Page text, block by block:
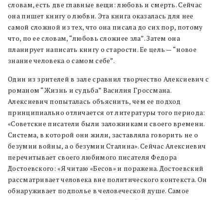
словам, есть две главные вещи: любовь и смерть. Сейчас
она пишет книгу о любви. Эта книга оказалась для нее
самой сложной из тех, что она писала до сих пор, потому
что, по ее словам, “любовь сложнее зла”. Затем она
планирует написать книгу о старости. Ее цель — “новое
знание человека о самом себе”.
Один из зрителей в зале сравнил творчество Алексиевич с
романом “Жизнь и судьба” Василия Гроссмана.
Алексиевич попыталась объяснить, чем ее подход
принципиально отличается от литературы того периода:
«Советские писатели были заложниками своего времени.
Система, в которой они жили, заставляла говорить не о
безумии войны, а о безумии Сталина». Сейчас Алексиевич
перечитывает своего любимого писателя Федора
Достоевского: «Я читаю «Бесов» и поражена. Достоевский
рассматривает человека вне политического контекста. Он
обнаруживает подполье в человеческой душе. Самое